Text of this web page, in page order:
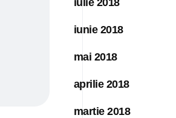
iunie 2018
mai 2018
aprilie 2018
martie 2018